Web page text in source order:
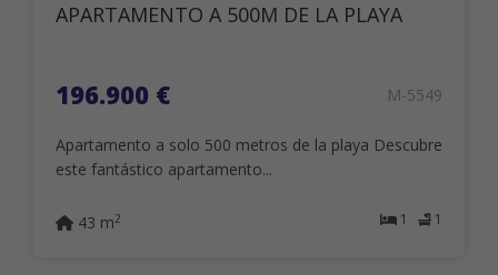
APARTAMENTO A 500M DE LA PLAYA
196.900 € M-5549
Apartamento a solo 500 metros de la playa Descubre
este fantástico apartamento...
1 1
43 m2